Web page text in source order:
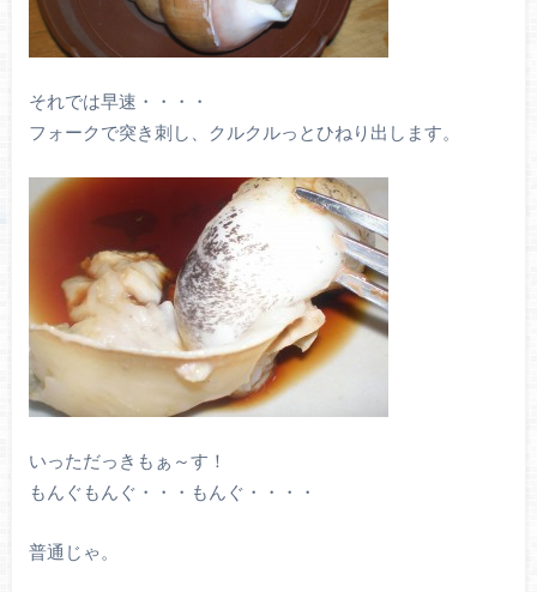
それでは早速・・・・
フォークで突き刺し、クルクルっとひねり出します。
いっただっきもぁ～す！
もんぐもんぐ・・・もんぐ・・・・
普通じゃ。